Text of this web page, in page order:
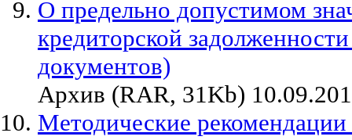
О предельно допустимом
кредиторской
документов)
Архив (RAR, 31Kb)
Методические